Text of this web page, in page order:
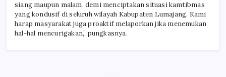
siang maupun malam, demi menciptakan situasi kamtibmas
yang kondusif di seluruh wilayah Kabupaten Lumajang. Kami
harap masyarakat juga proaktif melaporkan jika menemukan
hal-hal mencurigakan,” pungkasnya.